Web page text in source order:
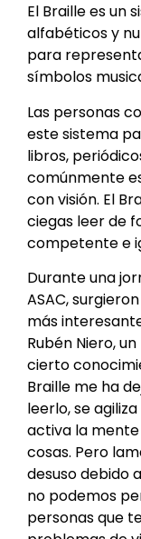
El Braille es un
alfabéticos y
para
símbolos
Las personas
este sistema
libros,
comúnmente
con visión. El
ciegas leer de
competente e
Durante una
ASAC,
más
Rubén Niero,
cierto
Braille me ha
leerlo, se
activa la
cosas. Pero
desuso debido
no podemos
personas que